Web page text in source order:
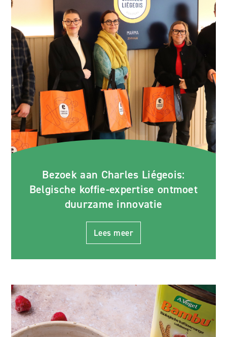
Bezoek aan Charles Liégeois:
Belgische koffie-expertise ontmoet
duurzame innovatie
Lees meer